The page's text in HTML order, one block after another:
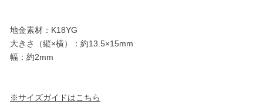
地金素材：K18YG
大きさ（縦×横）：約13.5×15mm
幅：約2mm
※サイズガイドはこちら